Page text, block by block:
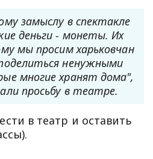
замыслу в спектакле
деньги - монеты. Их
мы просим харьковчан
ненужными
многие хранят дома",
просьбу в театре.
в театр и оставить